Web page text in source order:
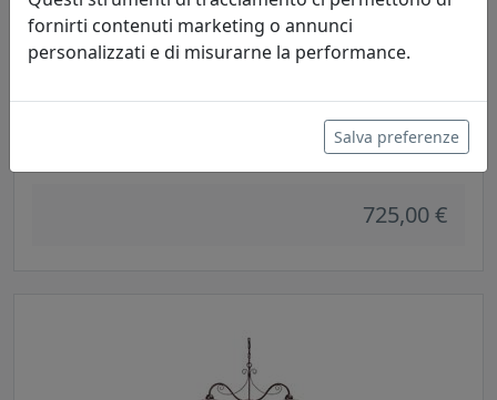
725,00 €
fornirti contenuti marketing o annunci
personalizzati e di misurarne la performance.
Salva preferenze